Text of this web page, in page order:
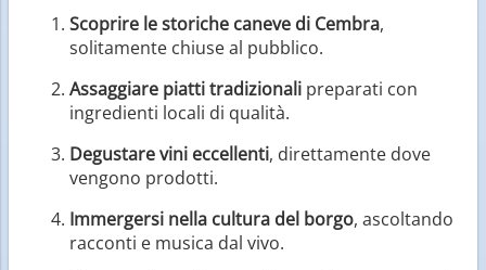
Scoprire le storiche caneve di Cembra,
solitamente chiuse al pubblico.
Assaggiare piatti tradizionali preparati con
ingredienti locali di qualità.
Degustare vini eccellenti, direttamente dove
vengono prodotti.
Immergersi nella cultura del borgo, ascoltando
racconti e musica dal vivo.